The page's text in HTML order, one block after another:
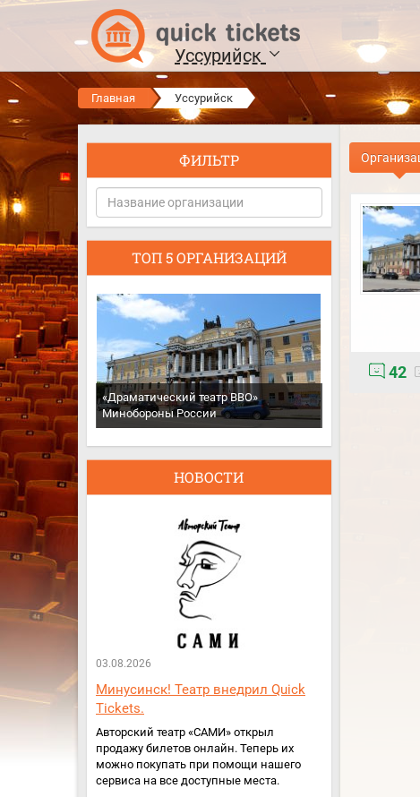
Уссурийск
Главная Уссурийск
ФИЛЬТР
ТОП 5 ОРГАНИЗАЦИЙ
«Драматический театр ВВО»
Минобороны России
НОВОСТИ
03.08.2026
Минусинск! Театр внедрил Quick
Tickets.
Авторский театр «САМИ» открыл
продажу билетов онлайн. Теперь их
можно покупать при помощи нашего
сервиса на все доступные места.
42